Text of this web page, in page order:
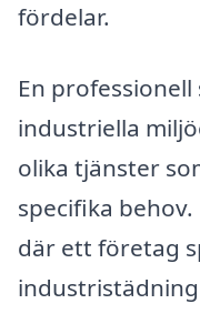
fördelar.
En
industriella
olika tjänster
specifika
där ett företag